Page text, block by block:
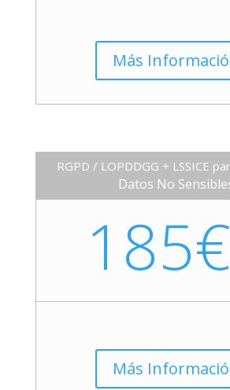
Más
RGPD / LOPDDGG + LSSICE
Datos No
Más